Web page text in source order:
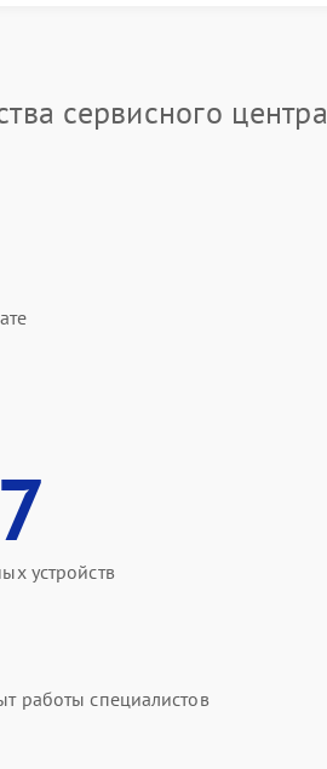
сервисного центра
устройств
работы специалистов